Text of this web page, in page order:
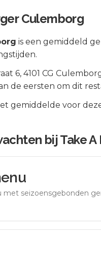
Culemborg
is een gemiddeld
6, 4101 CG
de eersten om dit
gemiddelde voor
bijTake
met seizoensgebonden